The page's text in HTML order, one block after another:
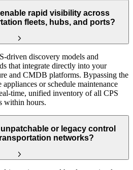
rapid visibility across
fleets, hubs, and ports?
driven discovery models and
that integrate directly into your
and CMDB platforms. Bypassing the
or schedule maintenance
time, unified inventory of all CPS
within hours.
or legacy control
networks?